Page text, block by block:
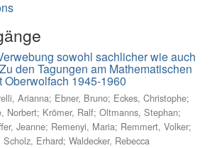
sowohl sachlicher wie auch
den Tagungen am Mathematischen
1945-1960
Arianna; Ebner, Bruno; Eckes, Christophe;
Norbert; Krömer, Ralf; Oltmanns, Stephan;
Jeanne; Remenyi, Maria; Remmert, Volker;
Scholz, Erhard; Waldecker, Rebecca